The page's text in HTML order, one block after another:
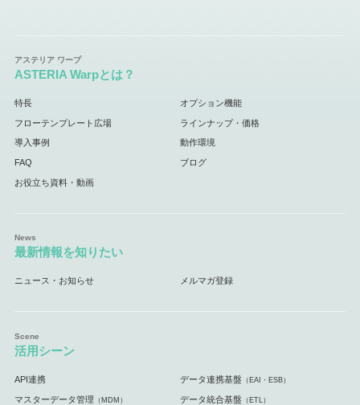
ASTERIA Warpとは？
特長 オプション機能
フローテンプレート広場 ラインナップ・価格
導入事例 動作環境
FAQ ブログ
お役立ち資料・動画
最新情報を知りたい
ニュース・お知らせ メルマガ登録
活用シーン
API連携 データ連携基盤 （EAI・ESB）
マスターデータ管理 （MDM） データ統合基盤 （ETL）